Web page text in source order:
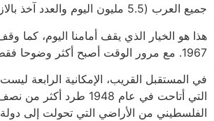
جميع العرب (5.5 مليون اليوم والعدد آخذ بالازدياد بسرعة).
هذا هو الخيار الذي يقف أمامنا اليوم، كما
1967. مع مرور الوقت أصبح أكثر وضوحا فقط.
في المستقبل القريب، الإمكانية الرابعة
التي أتاحت في عام 1948 طرد
الفلسطيني من الأراضي التي تحولت إلى